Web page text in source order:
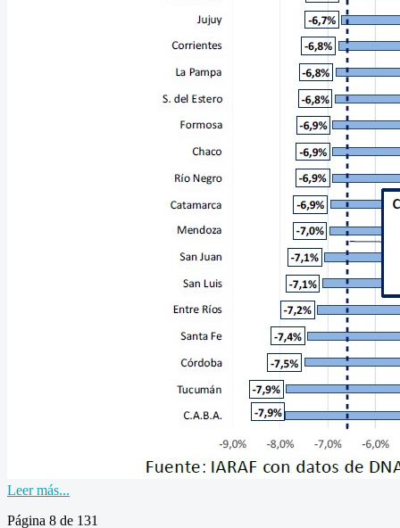
Leer más...
Página 8 de 131